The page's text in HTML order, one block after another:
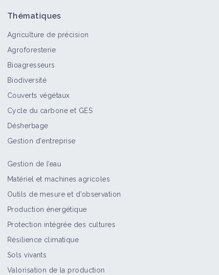
Thématiques
Agriculture de précision
Agroforesterie
Bioagresseurs
Biodiversité
Couverts végétaux
Cycle du carbone et GES
Désherbage
Gestion d'entreprise
Gestion de l’eau
Matériel et machines agricoles
Outils de mesure et d’observation
Production énergétique
Protection intégrée des cultures
Résilience climatique
Sols vivants
Valorisation de la production